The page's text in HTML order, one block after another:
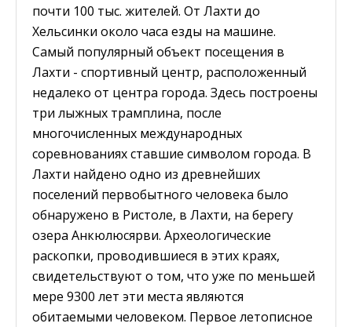
почти 100 тыс. жителей. От Лахти до
Хельсинки около часа езды на машине.
Самый популярный объект посещения в
Лахти - спортивный центр, расположенный
недалеко от центра города. Здесь построены
три лыжных трамплина, после
многочисленных международных
соревнованиях ставшие символом города. В
Лахти найдено одно из древнейших
поселений первобытного человека было
обнаружено в Ристоле, в Лахти, на берегу
озера Анкюлюсярви. Археологические
раскопки, проводившиеся в этих краях,
свидетельствуют о том, что уже по меньшей
мере 9300 лет эти места являются
обитаемыми человеком. Первое летописное